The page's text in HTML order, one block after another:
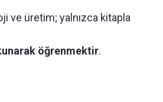
ve üretim; yalnızca kitapla
öğrenmektir.